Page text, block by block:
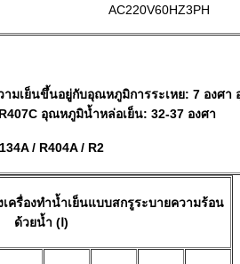
AC220V60HZ3PH
ามเย็นขึ้นอยู่กับอุณหภูมิการระเหย: 7 องศ
อุณหภูมิน้ำหล่อเย็น: 32-37 องศา
/ R404A / R2
ครื่องทำน้ำเย็นแบบสกรูระบายความร้อน
ด้วยน้ำ (Ⅰ)